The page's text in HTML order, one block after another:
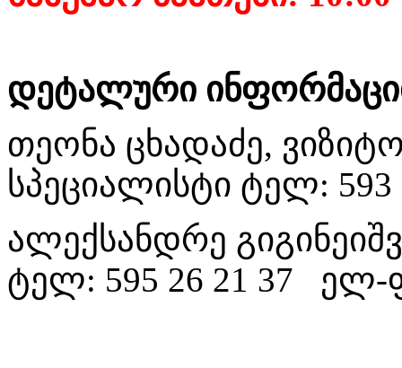
დეტალური
თეონა ცხადაძე,
სპეციალისტი ტელ: 593
ალექსანდრე
ტელ: 595 26 21 37 ელ-